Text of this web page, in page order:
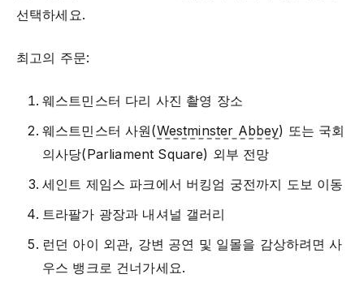
선택하세요.
최고의 주문:
웨스트민스터 다리 사진 촬영 장소
웨스트민스터 사원(Westminster Abbey) 또는 국회
의사당(Parliament Square) 외부 전망
세인트 제임스 파크에서 버킹엄 궁전까지 도보 이동
트라팔가 광장과 내셔널 갤러리
런던 아이 외관, 강변 공연 및 일몰을 감상하려면 사
우스 뱅크로 건너가세요.